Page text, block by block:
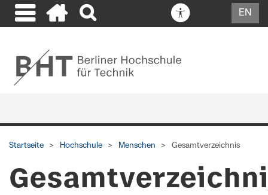
EN
Startseite Hochschule Menschen Gesamtverzeichnis